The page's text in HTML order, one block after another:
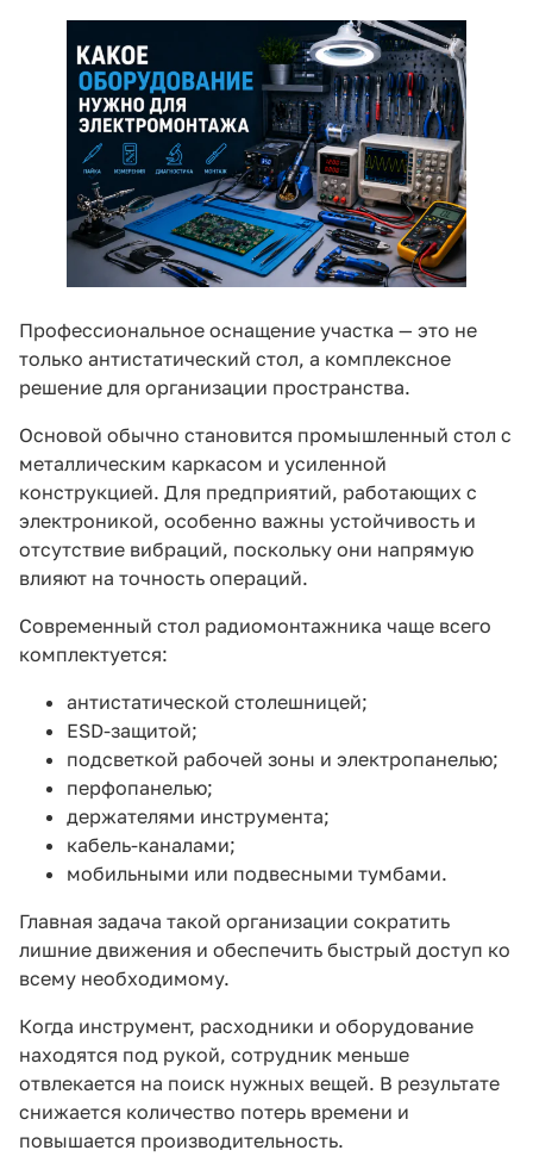
Профессиональное оснащение участка — это не
только антистатический стол, а комплексное
решение для организации пространства.
Основой обычно становится промышленный стол с
металлическим каркасом и усиленной
конструкцией. Для предприятий, работающих с
электроникой, особенно важны устойчивость и
отсутствие вибраций, поскольку они напрямую
влияют на точность операций.
Современный стол радиомонтажника чаще всего
комплектуется:
антистатической столешницей;
ESD-защитой;
подсветкой рабочей зоны и электропанелью;
перфопанелью;
держателями инструмента;
кабель-каналами;
мобильными или подвесными тумбами.
Главная задача такой организации сократить
лишние движения и обеспечить быстрый доступ ко
всему необходимому.
Когда инструмент, расходники и оборудование
находятся под рукой, сотрудник меньше
отвлекается на поиск нужных вещей. В результате
снижается количество потерь времени и
повышается производительность.